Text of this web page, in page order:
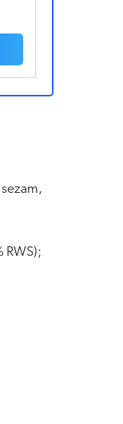
RWS);